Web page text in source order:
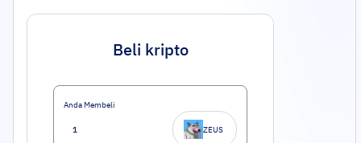
Beli kripto
Anda Membeli
ZEUS